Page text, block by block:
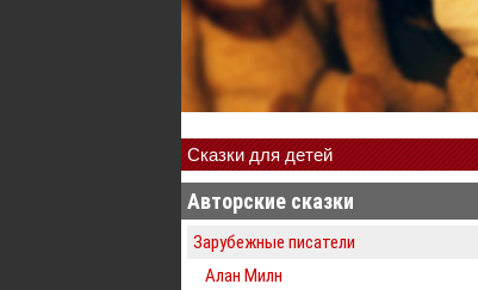
Сказки для детей
Авторские сказки
Зарубежные писатели
Алан Милн